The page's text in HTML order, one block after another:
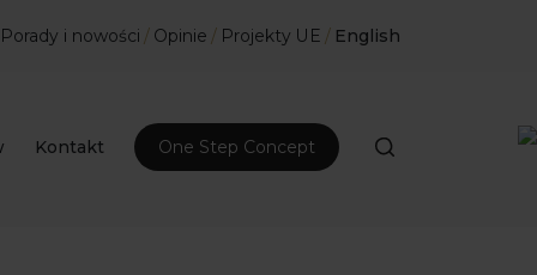
Porady i nowości / Opinie / Projekty UE / English
Kontakt One Step Concept